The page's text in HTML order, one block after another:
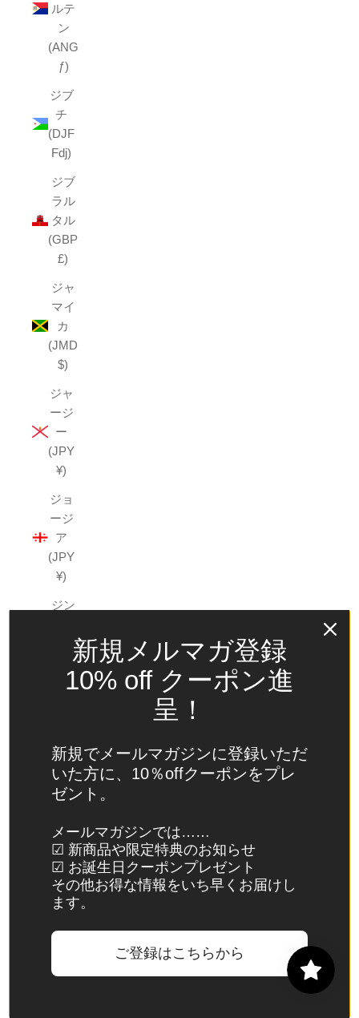
ルテ
ン
(ANG
ƒ)
ジブ
チ
(DJF
Fdj)
ジブ
ラル
タル
(GBP
£)
ジャ
マイ
カ
(JMD
$)
ジャ
ージ
ー
(JPY
¥)
ジョ
ージ
ア
(JPY
¥)
ジン
(USD
(CHF
CHF)
スウ
デン
(SEK
kr)
スバ
島・
新規メルマガ登録
10% off クーポン進
呈！
新規でメールマガジンに登録いただ
いた方に、10％offクーポンをプレ
ゼント。
メールマガジンでは……
☑ 新商品や限定特典のお知らせ
☑ お誕生日クーポンプレゼント
その他お得な情報をいち早くお届けし
ます。
ご登録はこちらから